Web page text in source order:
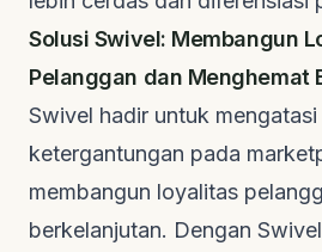
Solusi Swivel: Membangun
Pelanggan dan Menghemat
Swivel hadir untuk mengatasi
ketergantungan pada
membangun loyalitas
berkelanjutan. Dengan